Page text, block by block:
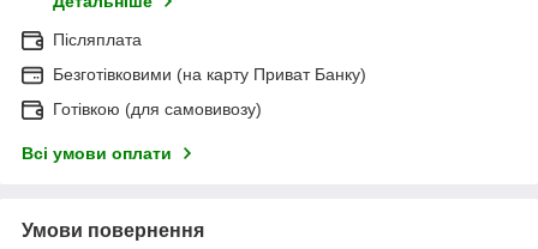
Післяплата
Безготівковими (на карту Приват Банку)
Готівкою (для самовивозу)
Всі умови оплати
Умови повернення